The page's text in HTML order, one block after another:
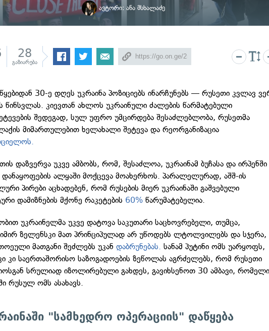
ავტორი: ანა მსხალაძე
28
გაზიარება
30-ე დღეს უკრაინა პოზიციებს ინარჩუნებს — რუსეთი კვლავ
წინსვლას. კიევთან ახლოს უკრაინული ძალების წარმატებული
შედეგად, სულ უფრო უმცირდება შესაძლებლობა, რუსეთმა
მიმართულებით ხელახალი შეტევა და რეორგანიზაცია
დაზვერვა უკვე ამბობს, რომ, შესაძლოა, უკრაინამ ბუჩასა და ირპენში
ალყაში მოქცევა მოახერხოს. პარალელურად, აშშ-ის
პირები აცხადებენ, რომ რუსების მიერ უკრაინაში გაშვებული
დამიზნების მქონე რაკეტების 60% წარუმატებელია.
უკრაინელმა უკვე დატოვა საკუთარი საცხოვრებელი, თუმცა,
ზელენსკი მათ პრინციპულად არ უწოდებს ლტოლვილებს და სჯერა,
მათგანი შეძლებს უკანდაბრუნებას. სანამ პუტინი ომს უარყოფს,
კი საერთაშორისო საზოგადოების ზეწოლას აგრძელებს, რომ რუსეთი
სრულიად იზოლირებული გახდეს, გავიხსენოთ 30 ამბავი,
რუსულ ომს ასახავს.
"სამხედრო ოპერაციის" დაწყება